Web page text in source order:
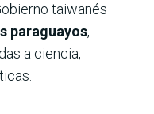
taiwanés
paraguayos,
a ciencia,